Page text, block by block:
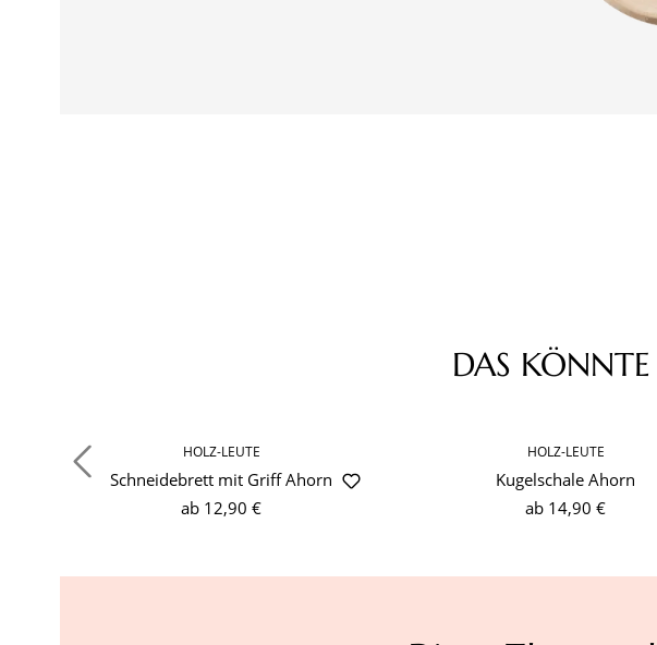
DAS
HOLZ-LEUTE
Schneidebrett mit Griff Ahorn
ab 12,90 €
HOLZ-LEUTE
Kugelschale Ahorn
ab 14,90 €